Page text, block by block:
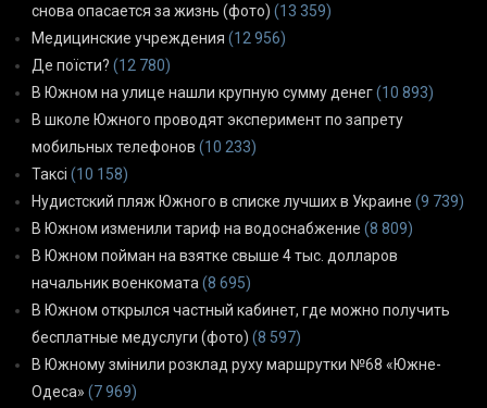
снова опасается за жизнь (фото) (13 359)
Медицинские учреждения (12 956)
Де поїсти? (12 780)
В Южном на улице нашли крупную сумму денег(10 893)
В школе Южного проводят эксперимент по запрету
мобильных телефонов (10 233)
Таксі (10 158)
Нудистский пляж Южного в списке лучших в Украине (9 739)
В Южном изменили тариф на водоснабжение (8 809)
В Южном пойман на взятке свыше 4 тыс. долларов
начальник военкомата (8 695)
В Южном открылся частный кабинет, где можно получить
бесплатные медуслуги (фото) (8 597)
В Южному змінили розклад руху маршрутки №68 «Южне-
Одеса» (7 969)